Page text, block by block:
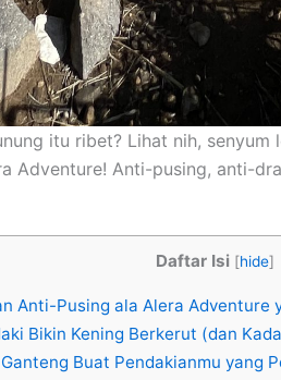
itu ribet? Lihat nih,
Adventure! Anti-pusing, anti-
Daftar Isi [hide]
Anti-Pusing ala Alera Adventure
Bikin Kening Berkerut (dan
Buat Pendakianmu yang